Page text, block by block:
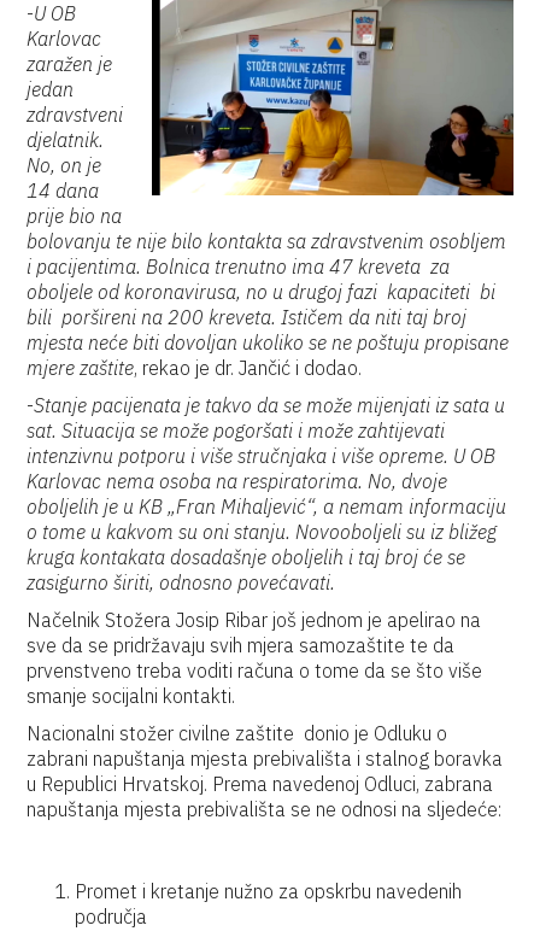
-U OB
Karlovac
zaražen je
jedan
zdravstveni
djelatnik.
No, on je
14 dana
prije bio na
bolovanju te nije bilo kontakta sa zdravstvenim osobljem
i pacijentima. Bolnica trenutno ima 47 kreveta za
oboljele od koronavirusa, no u drugoj fazi kapaciteti bi
bili poršireni na 200 kreveta. Ističem da niti taj broj
mjesta neće biti dovoljan ukoliko se ne poštuju propisane
mjere zaštite, rekao je dr. Jančić i dodao.
-Stanje pacijenata je takvo da se može mijenjati iz sata u
sat. Situacija se može pogoršati i može zahtijevati
intenzivnu potporu i više stručnjaka i više opreme. U OB
Karlovac nema osoba na respiratorima. No, dvoje
oboljelih je u KB „Fran Mihaljević“, a nemam informaciju
o tome u kakvom su oni stanju. Novooboljeli su iz bližeg
kruga kontakata dosadašnje oboljelih i taj broj će se
zasigurno širiti, odnosno povećavati.
Načelnik Stožera Josip Ribar još jednom je apelirao na
sve da se pridržavaju svih mjera samozaštite te da
prvenstveno treba voditi računa o tome da se što više
smanje socijalni kontakti.
Nacionalni stožer civilne zaštite donio je Odluku o
zabrani napuštanja mjesta prebivališta i stalnog boravka
u Republici Hrvatskoj. Prema navedenoj Odluci, zabrana
napuštanja mjesta prebivališta se ne odnosi na sljedeće:
Promet i kretanje nužno za opskrbu navedenih
područja